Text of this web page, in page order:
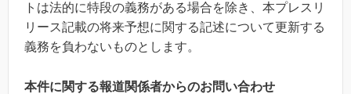
トは法的に特段の義務がある場合を除き、本プレスリ
リース記載の将来予想に関する記述について更新する
義務を負わないものとします。
本件に関する報道関係者からのお問い合わせ